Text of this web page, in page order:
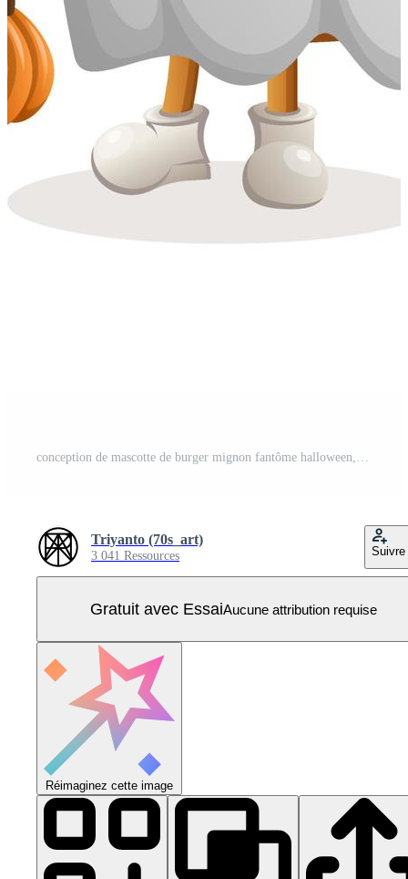
conception de mascotte de burger mignon fantôme halloween, tenant une citrouille d'halloween avec des bonbons dessus Vecteur Pro
Triyanto (70s_art)
3 041 Ressources Suivre
Gratuit avec EssaiAucune attribution requise
Réimaginez cette image